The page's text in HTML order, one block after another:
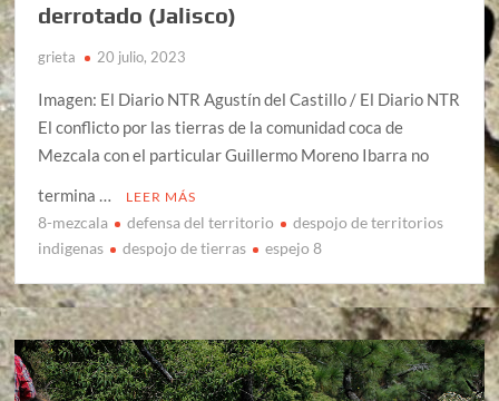
derrotado (Jalisco)
grieta 20 julio, 2023
Imagen: El Diario NTR Agustín del Castillo / El Diario NTR
El conflicto por las tierras de la comunidad coca de
Mezcala con el particular Guillermo Moreno Ibarra no
termina …
LEER MÁS
8-mezcala defensa del territorio
despojo de territorios
indigenas
despojo de tierras espejo 8